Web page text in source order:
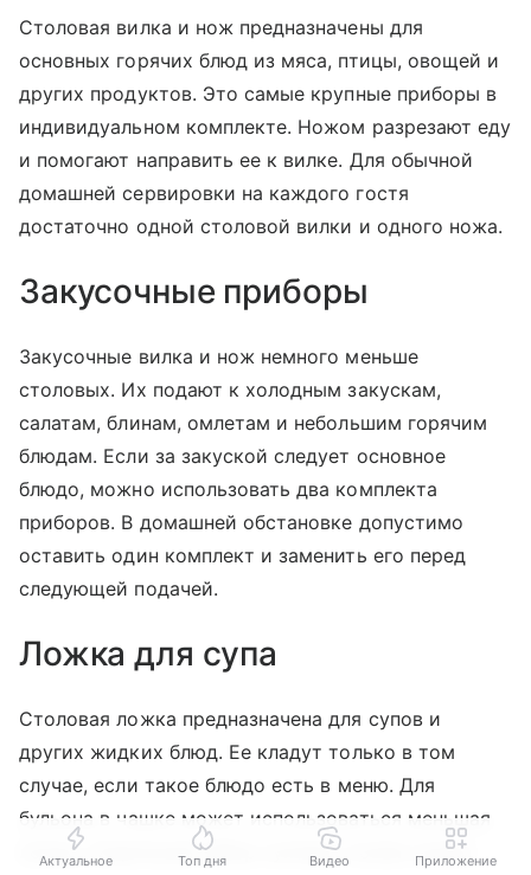
Столовая вилка и нож предназначены для
основных горячих блюд из мяса, птицы, овощей и
других продуктов. Это самые крупные приборы в
индивидуальном комплекте. Ножом разрезают еду
и помогают направить ее к вилке. Для обычной
домашней сервировки на каждого гостя
достаточно одной столовой вилки и одного ножа.
Закусочные приборы
Закусочные вилка и нож немного меньше
столовых. Их подают к холодным закускам,
салатам, блинам, омлетам и небольшим горячим
блюдам. Если за закуской следует основное
блюдо, можно использовать два комплекта
приборов. В домашней обстановке допустимо
оставить один комплект и заменить его перед
следующей подачей.
Ложка для супа
Столовая ложка предназначена для супов и
других жидких блюд. Ее кладут только в том
случае, если такое блюдо есть в меню. Для
бульона в чашке может использоваться меньшая
ложка. Отдельный набор суповых ложек нужен
Актуальное Топ дня Видео Приложение